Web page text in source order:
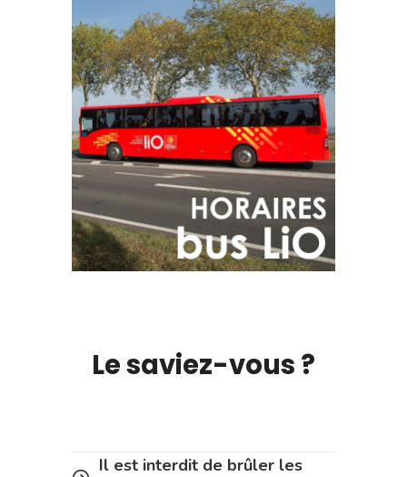
Le saviez-vous ?
Il est interdit de brûler les